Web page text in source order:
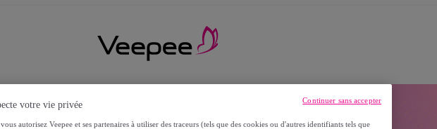
votre vie privée
autorisez Veepee et ses partenaires à utiliser des traceurs (tels que des cookies ou d'autres identifiants tels que
Continuer sans accepter